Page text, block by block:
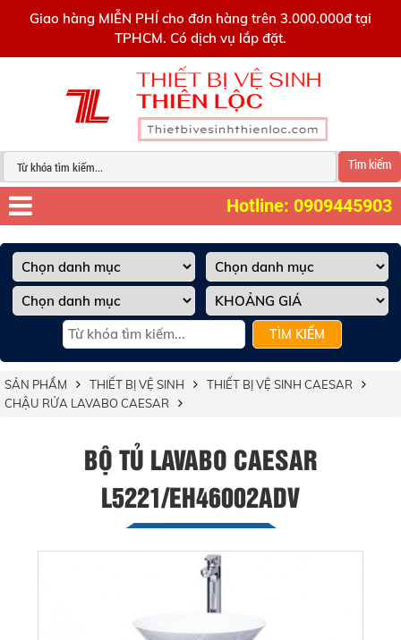
Giao hàng MIỄN PHÍ cho đơn hàng trên 3.000.000đ tại
TPHCM. Có dịch vụ lắp đặt.
Tìm kiếm
Hotline: 0909445903
TÌM KIẾM
SẢN PHẨM THIẾT BỊ VỆ SINH
THIẾT BỊ VỆ SINH CAESAR
CHẬU RỬA LAVABO CAESAR
BỘ TỦ LAVABO CAESAR
L5221/EH46002ADV
0909445903